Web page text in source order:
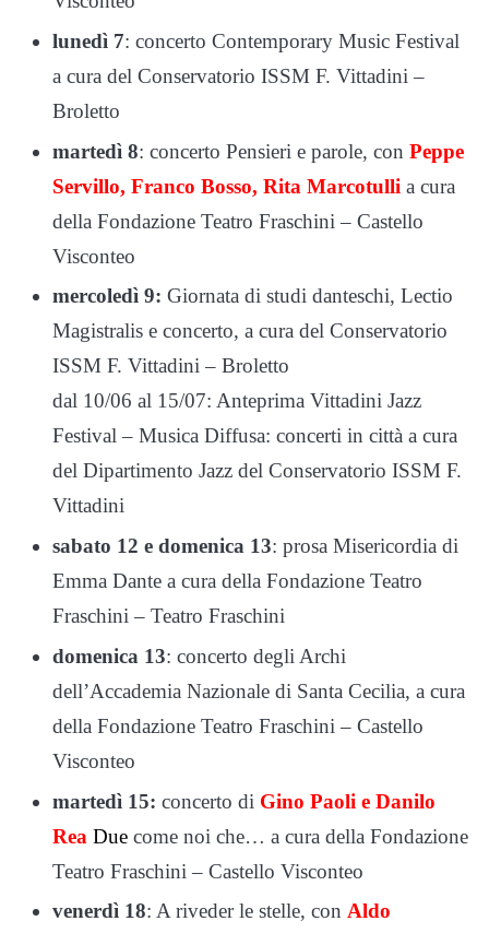
lunedì 7: concerto Contemporary Music Festival
a cura del Conservatorio ISSM F. Vittadini –
Broletto
martedì 8: concerto Pensieri e parole, con Peppe
Servillo, Franco Bosso, Rita Marcotulli a cura
della Fondazione Teatro Fraschini – Castello
Visconteo
mercoledì 9: Giornata di studi danteschi, Lectio
Magistralis e concerto, a cura del Conservatorio
ISSM F. Vittadini – Broletto
dal 10/06 al 15/07: Anteprima Vittadini Jazz
Festival – Musica Diffusa: concerti in città a cura
del Dipartimento Jazz del Conservatorio ISSM F.
Vittadini
sabato 12 e domenica 13: prosa Misericordia di
Emma Dante a cura della Fondazione Teatro
Fraschini – Teatro Fraschini
domenica 13: concerto degli Archi
dell’Accademia Nazionale di Santa Cecilia, a cura
della Fondazione Teatro Fraschini – Castello
Visconteo
martedì 15: concerto di Gino Paoli e Danilo
Rea Due come noi che… a cura della Fondazione
Teatro Fraschini – Castello Visconteo
venerdì 18: A riveder le stelle, con Aldo